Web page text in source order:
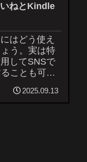
いねとKindle
はどう使え
う。実は特
してSNSで
ことも可能
2025.09.13